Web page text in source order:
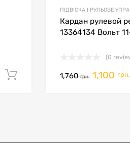
Додати в кошик
ПІДВІСКА І РУЛЬОВЕ
Кардан рулевой
13364134 Вольт
(0
1,760грн. 1,100 грн.